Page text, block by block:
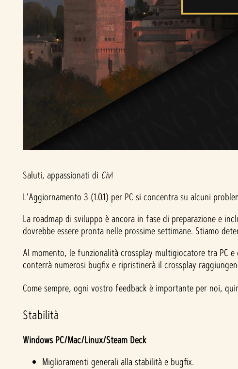
Saluti, appassionati di Civ!
L'Aggiornamento 3 (1.0.1) per PC si concentra su alcuni
La roadmap di sviluppo è ancora in fase di preparazione e
dovrebbe essere pronta nelle prossime settimane. Stiamo
Al momento, le funzionalità crossplay multigiocatore tra PC
conterrà numerosi bugfix e ripristinerà il crossplay
Come sempre, ogni vostro feedback è importante per noi,
Stabilità
Windows PC/Mac/Linux/Steam Deck
Miglioramenti generali alla stabilità e bugfix.